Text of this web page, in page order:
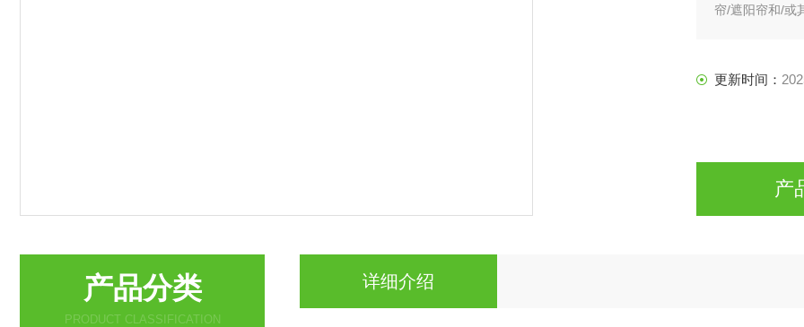
帘/遮阳帘和/或
更新时间：
产
产品分类
PRODUCT CLASSIFICATION
详细介绍